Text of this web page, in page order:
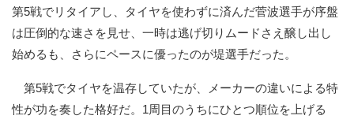
第5戦でリタイアし、タイヤを使わずに済んだ菅波選手が序盤
は圧倒的な速さを見せ、一時は逃げ切りムードさえ醸し出し
始めるも、さらにペースに優ったのが堤選手だった。
第5戦でタイヤを温存していたが、メーカーの違いによる特
性が功を奏した格好だ。1周目のうちにひとつ順位を上げる